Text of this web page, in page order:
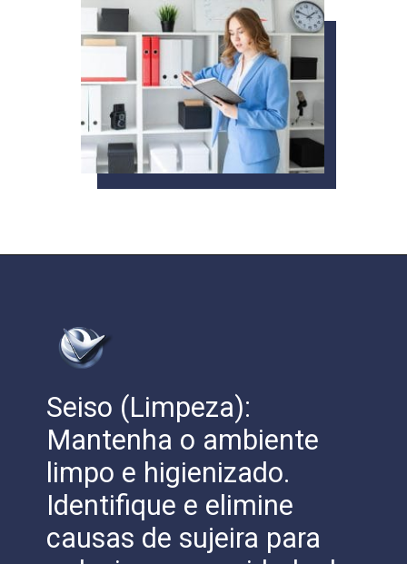
Seiso (Limpeza):
Mantenha o ambiente
limpo e higienizado.
Identifique e elimine
causas de sujeira para